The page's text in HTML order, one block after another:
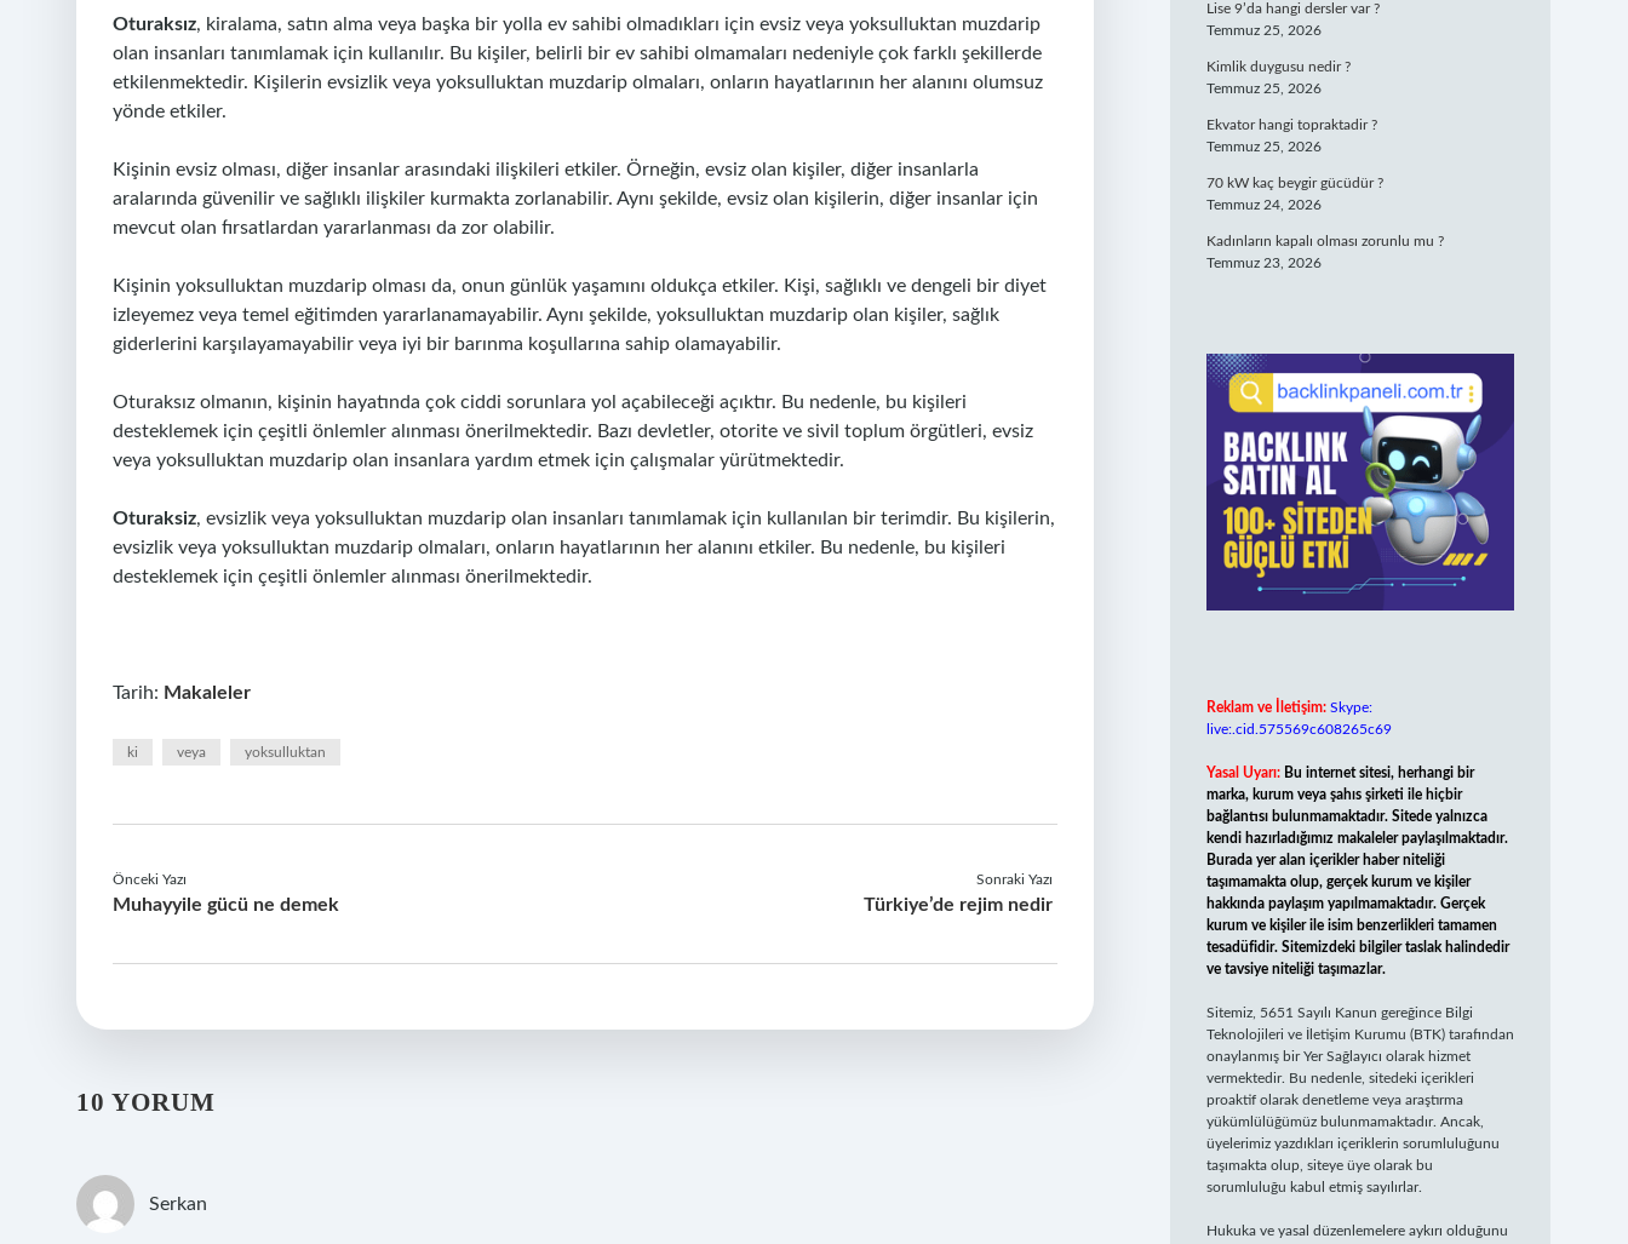
Oturaksız, kiralama, satın alma veya başka bir yolla ev sahibi olmadıkları için evsiz veya yoksulluktan muzdarip
olan insanları tanımlamak için kullanılır. Bu kişiler, belirli bir ev sahibi olmamaları nedeniyle çok farklı şekillerde
etkilenmektedir. Kişilerin evsizlik veya yoksulluktan muzdarip olmaları, onların hayatlarının her alanını olumsuz
yönde etkiler.
Kişinin evsiz olması, diğer insanlar arasındaki ilişkileri etkiler. Örneğin, evsiz olan kişiler, diğer insanlarla
aralarında güvenilir ve sağlıklı ilişkiler kurmakta zorlanabilir. Aynı şekilde, evsiz olan kişilerin, diğer insanlar için
mevcut olan fırsatlardan yararlanması da zor olabilir.
Kişinin yoksulluktan muzdarip olması da, onun günlük yaşamını oldukça etkiler. Kişi, sağlıklı ve dengeli bir diyet
izleyemez veya temel eğitimden yararlanamayabilir. Aynı şekilde, yoksulluktan muzdarip olan kişiler, sağlık
giderlerini karşılayamayabilir veya iyi bir barınma koşullarına sahip olamayabilir.
Oturaksız olmanın, kişinin hayatında çok ciddi sorunlara yol açabileceği açıktır. Bu nedenle, bu kişileri
desteklemek için çeşitli önlemler alınması önerilmektedir. Bazı devletler, otorite ve sivil toplum örgütleri, evsiz
veya yoksulluktan muzdarip olan insanlara yardım etmek için çalışmalar yürütmektedir.
Oturaksiz, evsizlik veya yoksulluktan muzdarip olan insanları tanımlamak için kullanılan bir terimdir. Bu kişilerin,
evsizlik veya yoksulluktan muzdarip olmaları, onların hayatlarının her alanını etkiler. Bu nedenle, bu kişileri
desteklemek için çeşitli önlemler alınması önerilmektedir.
Tarih: Makaleler
ki veya yoksulluktan
Önceki Yazı
Muhayyile gücü ne demek
Sonraki Yazı
Türkiye’de rejim nedir
10 YORUM
Serkan
Lise 9’da hangi dersler var ?
Temmuz 25, 2026
Kimlik duygusu nedir ?
Temmuz 25, 2026
Ekvator hangi topraktadir ?
Temmuz 25, 2026
70 kW kaç beygir gücüdür ?
Temmuz 24, 2026
Kadınların kapalı olması zorunlu mu ?
Temmuz 23, 2026
Reklam ve İletişim: Skype:
live:.cid.575569c608265c69
Yasal Uyarı: Bu internet sitesi, herhangi bir
marka, kurum veya şahıs şirketi ile hiçbir
bağlantısı bulunmamaktadır. Sitede yalnızca
kendi hazırladığımız makaleler paylaşılmaktadır.
Burada yer alan içerikler haber niteliği
taşımamakta olup, gerçek kurum ve kişiler
hakkında paylaşım yapılmamaktadır. Gerçek
kurum ve kişiler ile isim benzerlikleri tamamen
tesadüfidir. Sitemizdeki bilgiler taslak halindedir
ve tavsiye niteliği taşımazlar.
Sitemiz, 5651 Sayılı Kanun gereğince Bilgi
Teknolojileri ve İletişim Kurumu (BTK) tarafından
onaylanmış bir Yer Sağlayıcı olarak hizmet
vermektedir. Bu nedenle, sitedeki içerikleri
proaktif olarak denetleme veya araştırma
yükümlülüğümüz bulunmamaktadır. Ancak,
üyelerimiz yazdıkları içeriklerin sorumluluğunu
taşımakta olup, siteye üye olarak bu
sorumluluğu kabul etmiş sayılırlar.
Hukuka ve yasal düzenlemelere aykırı olduğunu